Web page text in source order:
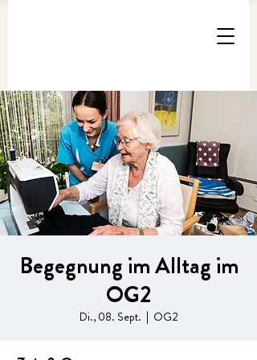
Begegnung im Alltag im
OG2
Di., 08. Sept.
  |
OG2